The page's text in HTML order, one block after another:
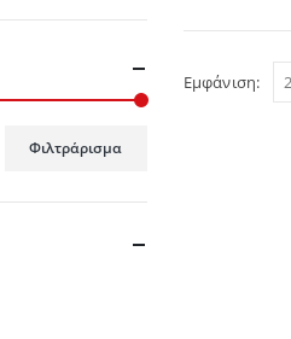
Εμφάνιση:
Φιλτράρισμα